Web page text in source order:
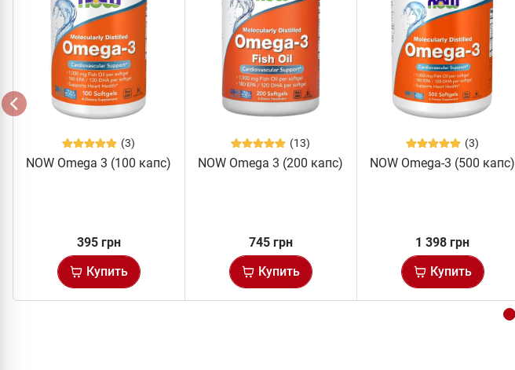
(3)
NOW Omega 3 (100 капс)
395 грн
Купить
(13)
NOW Omega 3 (200 капс)
745 грн
Купить
(3)
NOW Omega-3 (500 капс)
1 398 грн
Купить